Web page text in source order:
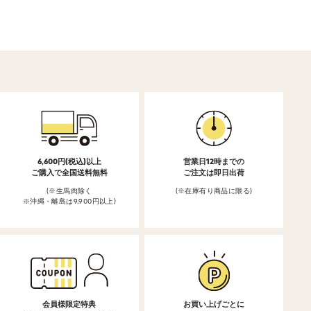
6,600円(税込)以上
ご購入で全国送料無料
(※生馬肉除く
※沖縄・離島は9,900円以上)
営業日12時までの
ご注文は即日出荷
(※在庫有り商品に限る)
会員様限定特典
お買い上げごとに